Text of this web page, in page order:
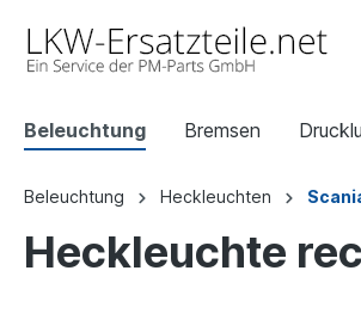
Beleuchtung Bremsen
Beleuchtung Heckleuchten
Heckleuchte